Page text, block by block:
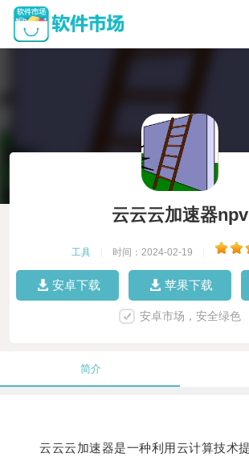
云云云加速器npv
工具 时间：2024-02-19
安卓下载 苹果下载
安卓市场，安全绿色
简介
云云云加速器是一种利用云计算技术